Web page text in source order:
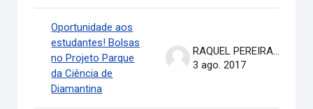
Oportunidade aos
estudantes! Bolsas
no Projeto Parque
da Ciência de
Diamantina
RAQUEL PEREIRA DE ARRUDA
3 ago. 2017